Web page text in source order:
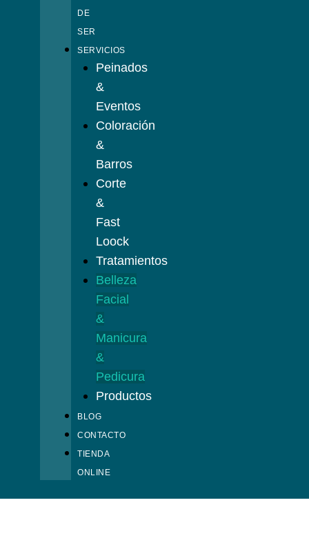
DE
SER
SERVICIOS
Peinados
&
Eventos
Coloración
&
Barros
Corte
&
Fast
Loock
Tratamientos
Belleza
Facial
&
Manicura
&
Pedicura
Productos
BLOG
CONTACTO
TIENDA
ONLINE